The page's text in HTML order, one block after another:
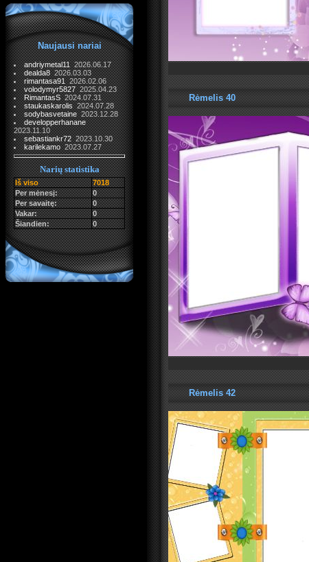
Naujausi nariai
andriymetal112026.06.17
dealda82026.03.03
rimantasa912026.02.06
volodymyr58272025.04.23
RimantasS2024.07.31
staukaskarolis2024.07.28
sodybasvetaine2023.12.28
developperhanane
2023.11.10
sebastiankr722023.10.30
karilekamo2023.07.27
Narių statistika
Iš viso
7018
Per mėnesį:
0
Per savaitę:
0
Vakar:
0
Šiandien:
0
Rėmelis 40
Rėmelis 42